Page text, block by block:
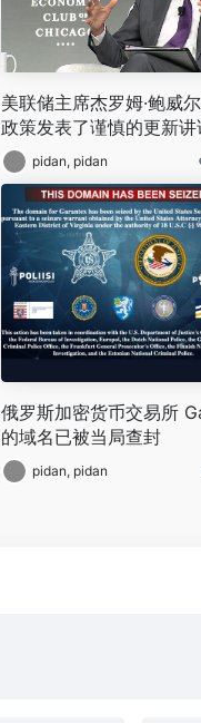
美联储主席杰罗姆·鲍威
政策发表了谨慎的更新讲
pidan, pidan
俄罗斯加密货币交易所
的域名已被当局查封
pidan, pidan